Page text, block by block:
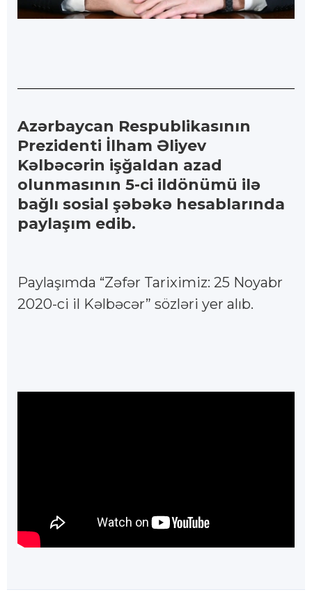
Azərbaycan Respublikasının
Prezidenti İlham Əliyev
Kəlbəcərin işğaldan azad
olunmasının 5-ci ildönümü ilə
bağlı sosial şəbəkə hesablarında
paylaşım edib.
Paylaşımda “Zəfər Tariximiz: 25 Noyabr
2020-ci il Kəlbəcər” sözləri yer alıb.